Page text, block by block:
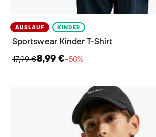
AUSLAUF KINDER
Sportswear Kinder T-Shirt
17,99 €8,99 €−50%